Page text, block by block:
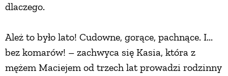
dlaczego.
Ależ to było lato! Cudowne, gorące, pachnące. I...
bez komarów! – zachwyca się Kasia, która z
mężem Maciejem od trzech lat prowadzi rodzinny